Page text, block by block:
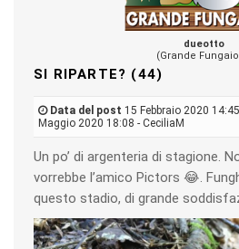
dueotto
(Grande
SI RIPARTE? (44)
Data del post 15 Febbraio 2020
Maggio 2020 18:08 - CeciliaM
Un po’ di argenteria di stagione.
vorrebbe l’amico Pictors 😂.
questo stadio, di grande